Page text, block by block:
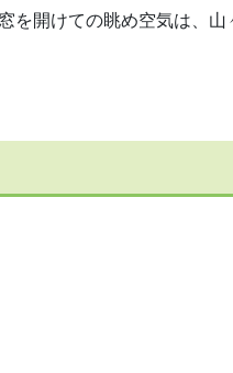
を開けての眺め空気は、山